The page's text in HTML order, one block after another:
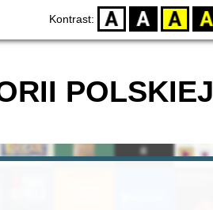
Kontrast: D BW YB BY
POLSKIEJ